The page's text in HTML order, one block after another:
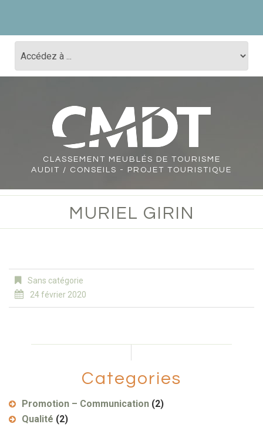
CLASSEMENT
MEUBLÉS DE TOURISME
AUDIT / CONSEILS - PROJET TOURISTIQUE
MURIEL GIRIN
Sans catégorie
24 février 2020
Categories
Promotion – Communication (2)
Qualité (2)